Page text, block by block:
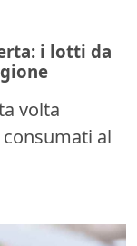
i lotti da
volta
al